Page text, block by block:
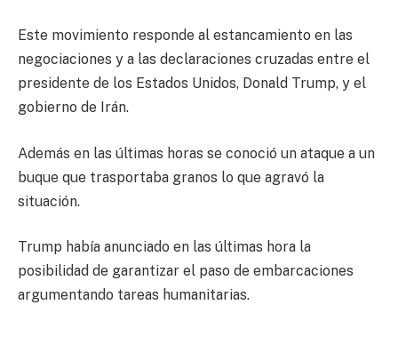
Este movimiento responde al estancamiento en las
negociaciones y a las declaraciones cruzadas entre el
presidente de los Estados Unidos, Donald Trump, y el
gobierno de Irán.
Además en las últimas horas se conoció un ataque a un
buque que trasportaba granos lo que agravó la
situación.
Trump había anunciado en las últimas hora la
posibilidad de garantizar el paso de embarcaciones
argumentando tareas humanitarias.